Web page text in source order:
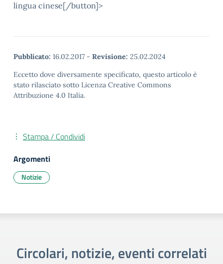
lingua cinese[/button]>
Pubblicato: 16.02.2017 - Revisione: 25.02.2024
Eccetto dove diversamente specificato, questo articolo è
stato rilasciato sotto Licenza Creative Commons
Attribuzione 4.0 Italia.
Stampa / Condividi
Argomenti
Notizie
Circolari, notizie, eventi correlati